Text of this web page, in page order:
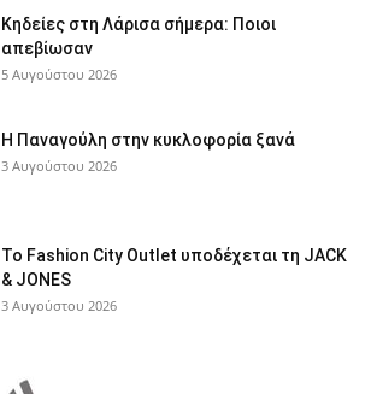
Κηδείες στη Λάρισα σήμερα: Ποιοι
απεβίωσαν
5 Αυγούστου 2026
Η Παναγούλη στην κυκλοφορία ξανά
3 Αυγούστου 2026
Το Fashion City Outlet υποδέχεται τη JACK
& JONES
3 Αυγούστου 2026